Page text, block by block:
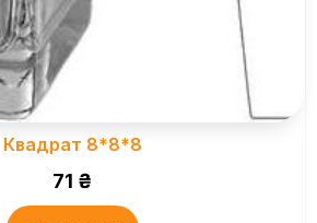
Квадрат 8*8*8
71 ₴